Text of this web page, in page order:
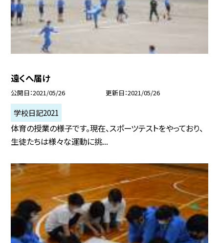
遠くへ届け
公開日 2021/05/26 更新日 2021/05/26
学校日記2021
体育の授業の様子です。現在、スポーツテストをやっており、
生徒たちは様々な運動に挑...